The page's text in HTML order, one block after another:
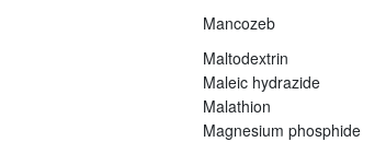
Mancozeb
Maltodextrin
Maleic hydrazide
Malathion
Magnesium phosphide